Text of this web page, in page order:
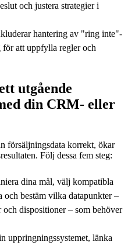
och justera strategier i
hantering av "ring inte"-
för att uppfylla regler och
utgående
din CRM- eller
försäljningsdata korrekt, ökar
Följ dessa fem steg:
dina mål, välj kompatibla
bestäm vilka datapunkter –
och dispositioner – som behöver
uppringningssystemet, länka